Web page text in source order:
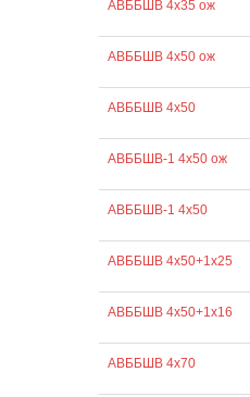
АВББШВ 4х35 ож
АВББШВ 4х50 ож
АВББШВ 4х50
АВББШВ-1 4х50 ож
АВББШВ-1 4х50
АВББШВ 4х50+1х25
АВББШВ 4х50+1х16
АВББШВ 4х70